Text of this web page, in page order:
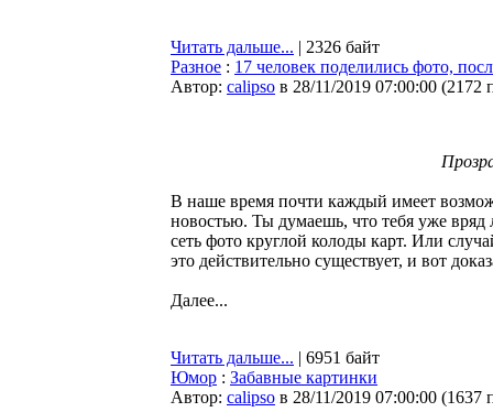
Читать дальше... | 2326 байт
Разное : 17 человек поделились фото,
Автор: calipso в 28/11/2019 07:00:00 (2172
В наше время почти каждый имеет
новостью. Ты думаешь, что тебя уже
сеть фото круглой колоды карт. Или
это действительно существует, и вот
Далее...
Читать дальше... | 6951 байт
Юмор : Забавные картинки
Автор: calipso в 28/11/2019 07:00:00 (1637